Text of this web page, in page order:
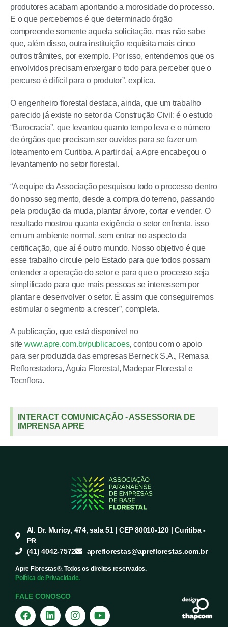
produtores acabam apontando a morosidade do processo.
E o que percebemos é que determinado órgão
compreende somente aquela solicitação, mas não sabe
que, além disso, outra instituição requisita mais cinco
outros trâmites, por exemplo. Por isso, entendemos que os
envolvidos precisam enxergar o todo para perceber que o
percurso é difícil para o produtor”, explica.
O engenheiro florestal destaca, ainda, que um trabalho
parecido já existe no setor da Construção Civil: é o estudo
“Burocracia”, que levantou quanto tempo leva e o número
de órgãos que precisam ser ouvidos para se fazer um
loteamento em Curitiba. A partir daí, a Apre encabeçou o
levantamento no setor florestal.
“A equipe da Associação pesquisou todo o processo dentro
do nosso segmento, desde a compra do terreno, passando
pela produção da muda, plantar árvore, cortar e vender. O
resultado mostrou quanta exigência o setor enfrenta, isso
em um ambiente normal, sem entrar no aspecto da
certificação, que aí é outro mundo. Nosso objetivo é que
esse trabalho circule pelo Estado para que todos possam
entender a operação do setor e para que o processo seja
simplificado para que mais pessoas se interessem por
plantar e desenvolver o setor. É assim que conseguiremos
estimular o segmento a crescer”, completa.
A publicação, que está disponível no
site www.apre.com.br/publicacoes, contou com o apoio
para ser produzida das empresas Berneck S.A., Remasa
Reflorestadora, Águia Florestal, Madepar Florestal e
Tecnflora.
INTERACT COMUNICAÇÃO - ASSESSORIA DE
IMPRENSA APRE
Al. Dr. Muricy, 474, sala 51 | CEP 80010-120 | Curitiba -
PR
(41) 4042-7572
apreflorestas@apreflorestas.com.br
Apre Florestas®. Todos os direitos reservados.
Política de Privacidade.
FALE CONOSCO